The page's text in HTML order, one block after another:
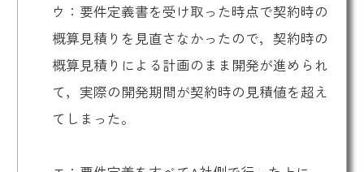
ウ：要件定義書を受け取った時点で契約時の
概算見積りを見直さなかったので，契約時の
概算見積りによる計画のまま開発が進められ
て，実際の開発期間が契約時の見積値を超え
てしまった。